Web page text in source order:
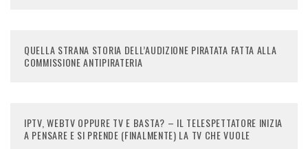
QUELLA STRANA STORIA DELL’AUDIZIONE PIRATATA FATTA ALLA
COMMISSIONE ANTIPIRATERIA
IPTV, WEBTV OPPURE TV E BASTA? – IL TELESPETTATORE INIZIA
A PENSARE E SI PRENDE (FINALMENTE) LA TV CHE VUOLE